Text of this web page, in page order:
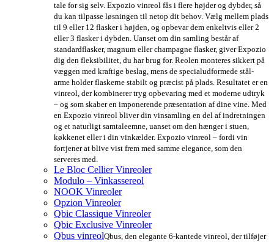
tale for sig selv. Expozio vinreol fås i flere højder og dybder, så
du kan tilpasse løsningen til netop dit behov. Vælg mellem plads
til 9 eller 12 flasker i højden, og opbevar dem enkeltvis eller 2
eller 3 flasker i dybden. Uanset om din samling består af
standardflasker, magnum eller champagne flasker, giver Expozio
dig den fleksibilitet, du har brug for. Reolen monteres sikkert på
væggen med kraftige beslag, mens de specialudformede stål-
arme holder flaskerne stabilt og præcist på plads. Resultatet er en
vinreol, der kombinerer tryg opbevaring med et moderne udtryk
– og som skaber en imponerende præsentation af dine vine. Med
en Expozio vinreol bliver din vinsamling en del af indretningen
og et naturligt samtaleemne, uanset om den hænger i stuen,
køkkenet eller i din vinkælder. Expozio vinreol – fordi vin
fortjener at blive vist frem med samme elegance, som den
serveres med.
Le Bloc Cellier Vinreoler
Modulo – Vinkassereol
NOOK Vinreoler
Opzion Vinreoler
Qbic Classique Vinreoler
Qbic Exclusive Vinreoler
Qbus vinreolQbus, den elegante 6-kantede vinreol, der tilføjer